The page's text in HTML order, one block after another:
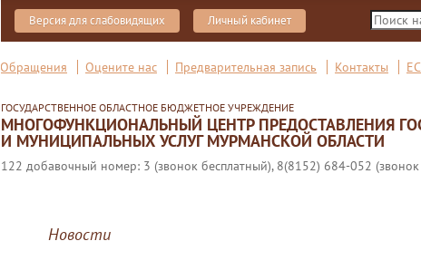
Версия для слабовидящих Личный кабинет
Обращения Оцените нас Предварительная запись Контакты
ГОСУДАРСТВЕННОЕ ОБЛАСТНОЕ БЮДЖЕТНОЕ УЧРЕЖДЕНИЕ
МНОГОФУНКЦИОНАЛЬНЫЙ ЦЕНТР ПРЕДОСТАВЛЕНИЯ
И МУНИЦИПАЛЬНЫХ УСЛУГ МУРМАНСКОЙ ОБЛАСТИ
122 добавочный номер: 3 (звонок бесплатный), 8(8152) 684-052 (звонок
Новости